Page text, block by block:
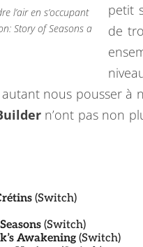
l’air en s’occupant
Story of Seasons a
petit
de
nous pousser à
n’ont pas non
(Switch)
(Switch)
Awakening (Switch)